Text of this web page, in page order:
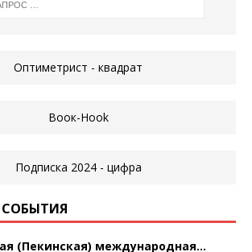
(Пекинская) международная...